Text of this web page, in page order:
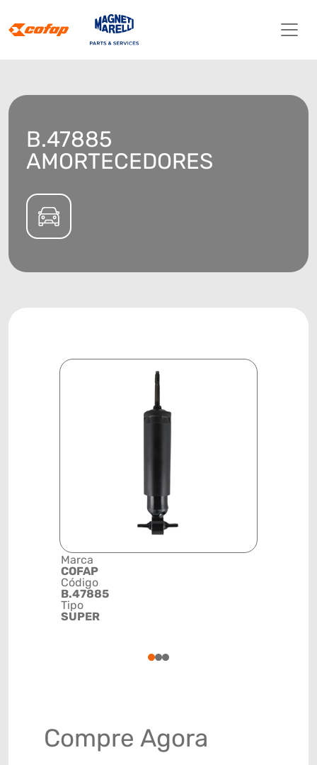
B.47885
AMORTECEDORES
Marca
COFAP
Código
B.47885
Tipo
SUPER
123
Compre Agora